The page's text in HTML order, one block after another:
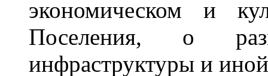
экономическом и
Поселения, о
инфраструктуры и